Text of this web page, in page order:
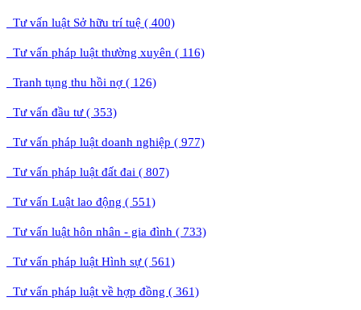
Tư vấn luật Sở hữu trí tuệ ( 400)
Tư vấn pháp luật thường xuyên ( 116)
Tranh tụng thu hồi nợ ( 126)
Tư vấn đầu tư ( 353)
Tư vấn pháp luật doanh nghiệp ( 977)
Tư vấn pháp luật đất đai ( 807)
Tư vấn Luật lao động ( 551)
Tư vấn luật hôn nhân - gia đình ( 733)
Tư vấn pháp luật Hình sự ( 561)
Tư vấn pháp luật về hợp đồng ( 361)